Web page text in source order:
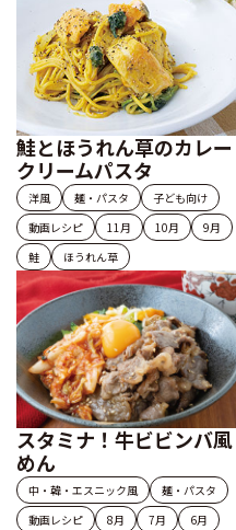
鮭とほうれん草のカレー
クリームパスタ
洋風 麺・パスタ
子ども向け
動画レシピ
11月 10月
9月
鮭
ほうれん草
スタミナ！牛ビビンバ風
めん
中・韓・エスニック風
麺・パスタ
動画レシピ
8月 7月
6月